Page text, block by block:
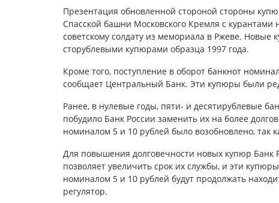
Презентация обновленной стороной стороны
Спасской башни Московского Кремля с
советскому солдату из мемориала в Ржеве.
сторублевыми купюрами образца 1997 года.
Кроме того, поступление в оборот банкнот
сообщает Центральный Банк. Эти купюры были
Ранее, в нулевые годы, пяти- и десятирублевые
побудило Банк России заменить их на более
номиналом 5 и 10 рублей было возобновлено, так
Для повышения долговечности новых купюр Банк
позволяет увеличить срок их службы, и эти
номиналом 5 и 10 рублей будут продолжать
регулятор.